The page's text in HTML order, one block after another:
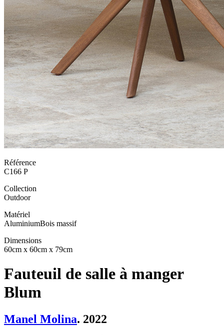
Référence
C166 P
Collection
Outdoor
Matériel
AluminiumBois massif
Dimensions
60cm x 60cm x 79cm
Fauteuil de salle à manger
Blum
Manel Molina. 2022